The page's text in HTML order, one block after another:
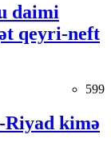
daimi
qeyri-neft
599
kimə